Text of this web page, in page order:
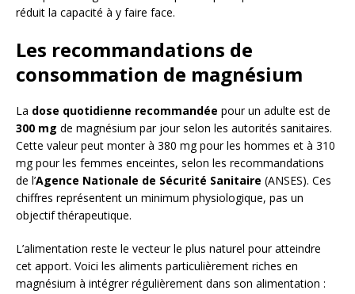
réduit la capacité à y faire face.
Les recommandations de
consommation de magnésium
La dose quotidienne recommandée pour un adulte est de
300 mg de magnésium par jour selon les autorités sanitaires.
Cette valeur peut monter à 380 mg pour les hommes et à 310
mg pour les femmes enceintes, selon les recommandations
de l’Agence Nationale de Sécurité Sanitaire (ANSES). Ces
chiffres représentent un minimum physiologique, pas un
objectif thérapeutique.
L’alimentation reste le vecteur le plus naturel pour atteindre
cet apport. Voici les aliments particulièrement riches en
magnésium à intégrer régulièrement dans son alimentation :